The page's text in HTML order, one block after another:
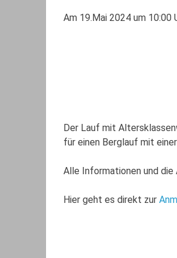
Am 19.Mai 2024 um
Der Lauf mit
für einen Berglauf mit
Alle Informationen und
Hier geht es direkt zur